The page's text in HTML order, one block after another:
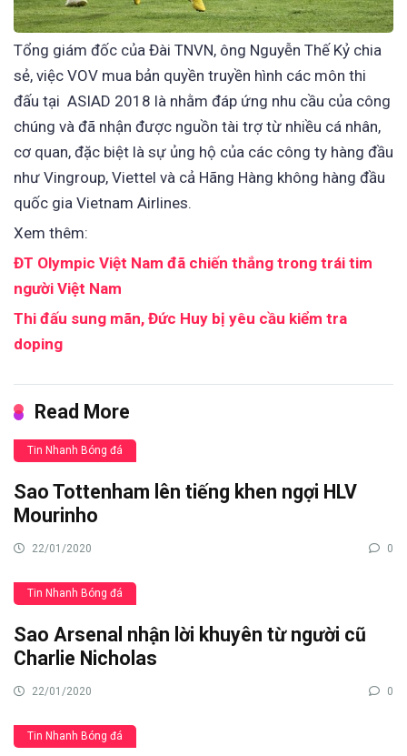
Tổng giám đốc của Đài TNVN, ông Nguyễn Thế Kỷ chia
sẻ, việc VOV mua bản quyền truyền hình các môn thi
đấu tại ASIAD 2018 là nhằm đáp ứng nhu cầu của công
chúng và đã nhận được nguồn tài trợ từ nhiều cá nhân,
cơ quan, đặc biệt là sự ủng hộ của các công ty hàng đầu
như Vingroup, Viettel và cả Hãng Hàng không hàng đầu
quốc gia Vietnam Airlines.
Xem thêm:
ĐT Olympic Việt Nam đã chiến thắng trong trái tim
người Việt Nam
Thi đấu sung mãn, Đức Huy bị yêu cầu kiểm tra
doping
Read More
Tin Nhanh Bóng đá
Sao Tottenham lên tiếng khen ngợi HLV
Mourinho
22/01/2020 0
Tin Nhanh Bóng đá
Sao Arsenal nhận lời khuyên từ người cũ
Charlie Nicholas
22/01/2020 0
Tin Nhanh Bóng đá